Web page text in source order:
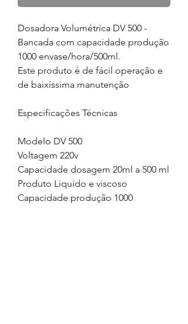
Dosadora Volumétrica DV 500 -
Bancada com capacidade produção
1000 envase/hora/500ml.
Este produto é de fácil operação e
de baixíssima manutenção
Especificações Técnicas
Modelo DV 500
Voltagem 220v
Capacidade dosagem 20ml a 500 ml
Produto Liquido e viscoso
Capacidade produção 1000